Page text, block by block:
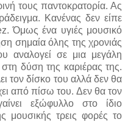
τους παντοκρατορία. Ας
Κανένας δεν είπε
. Όμως ένα υγιές μουσικό
σημαία όλης της χρονιάς
αναλογεί σε μια μεγάλη
στη δύση της καριέρας της.
τον δίσκο του αλλά δεν θα
από πίσω του. Δεν θα τον
εξώφυλλο στο ίδιο
μουσικής τρεις φορές το